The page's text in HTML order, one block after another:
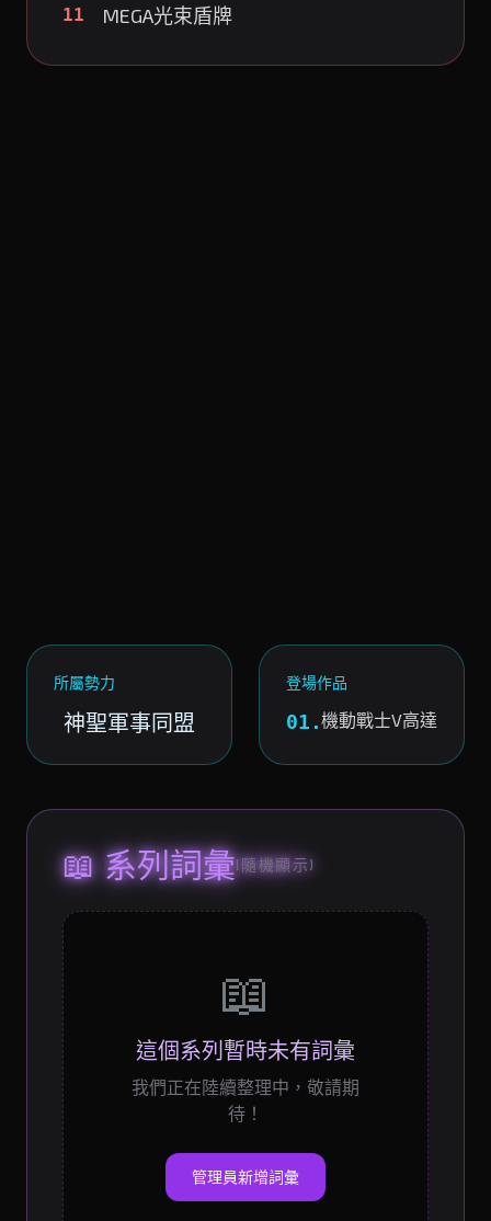
11 MEGA光束盾牌
所屬勢力
神聖軍事同盟
登場作品
01.機動戰士V高達
📖 系列詞彙(隨機顯示)
📖
這個系列暫時未有詞彙
我們正在陸續整理中，敬請期
待！
管理員新增詞彙